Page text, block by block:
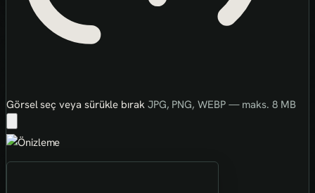
Görsel seç veya sürükle bırak JPG, PNG, WEBP — maks. 8 MB